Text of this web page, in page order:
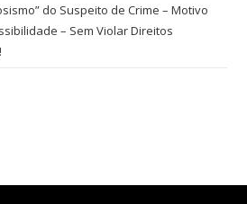
do Suspeito de Crime – Motivo
– Sem Violar Direitos